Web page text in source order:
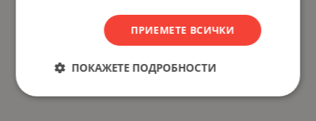
ПРИЕМЕТЕ ВСИЧКИ
ПОКАЖЕТЕ ПОДРОБНОСТИ